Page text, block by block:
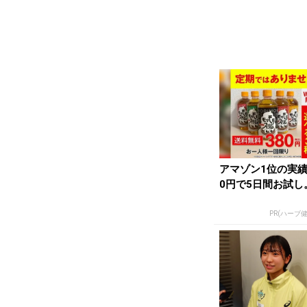
アマゾン1位の実
0円で5日間お試し
PR(ハーブ